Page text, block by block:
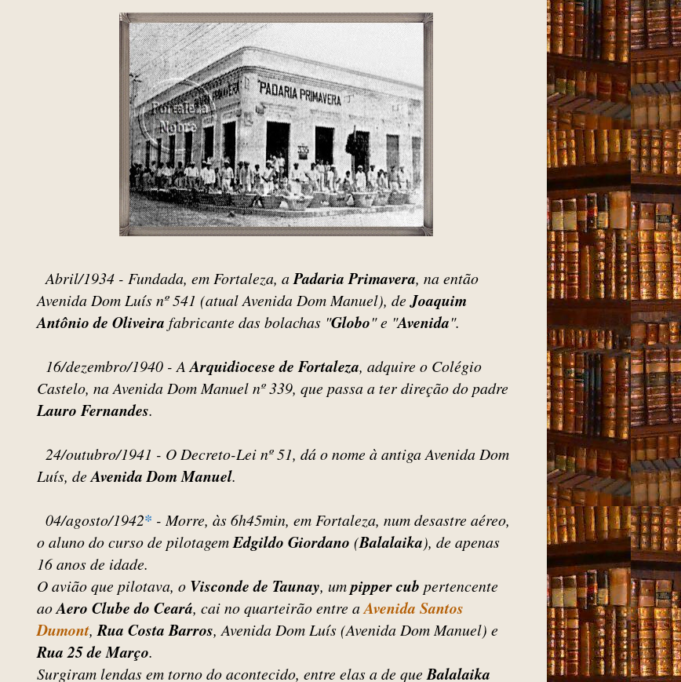
Abril/1934 - Fundada, em Fortaleza, aPadaria Primavera, na então
Avenida Dom Luís nº 541 (atual Avenida Dom Manuel), deJoaquim
Antônio de Oliveira fabricante das bolachas "Globo" e "Avenida".
16/dezembro/1940 - AArquidiocese de Fortaleza, adquire o Colégio
Castelo, na Avenida Dom Manuel nº 339, que passa a ter direção do padre
Lauro Fernandes.
24/outubro/1941 - O Decreto-Lei nº 51, dá o nome à antiga Avenida Dom
Luís, deAvenida Dom Manuel.
04/agosto/1942* - Morre, às 6h45min, em Fortaleza, num desastre aéreo,
o aluno do curso de pilotagemEdgildo Giordano (Balalaika), de apenas
16 anos de idade.
O avião que pilotava, o Visconde de Taunay, umpipper cub pertencente
aoAero Clube do Ceará, cai no quarteirão entre aAvenida Santos
Dumont, Rua Costa Barros, Avenida Dom Luís (Avenida Dom Manuel) e
Rua 25 de Março.
Surgiram lendas em torno do acontecido, entre elas a de que Balalaika